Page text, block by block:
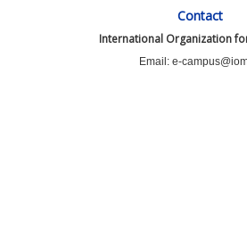
Contact
International Organization
Email: e-